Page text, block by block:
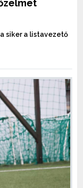
siker a listavezető